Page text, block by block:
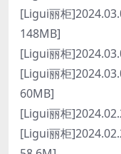
[Ligui丽柜
148MB]
[Ligui丽柜
[Ligui丽柜
60MB]
[Ligui丽柜
[Ligui丽柜